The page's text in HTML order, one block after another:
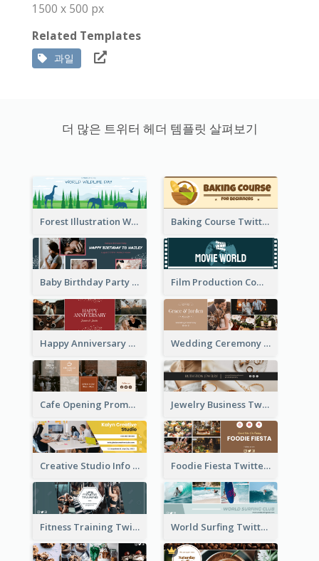
1500 x 500 px
Related Templates
과일
더 많은 트위터 헤더 템플릿 살펴보기
Forest Illustration World Wildlife Day Twitter Header Baking Course Twitter Header
Baby Birthday Party Twitter Header Film Production Company Twitter Header
Happy Anniversary Twitter Header Wedding Ceremony Twitter Header
Cafe Opening Promotion Twitter Header Jewelry Business Twitter Header
Creative Studio Info Twitter Header Foodie Fiesta Twitter Header
Fitness Training Twitter Header World Surfing Twitter Header